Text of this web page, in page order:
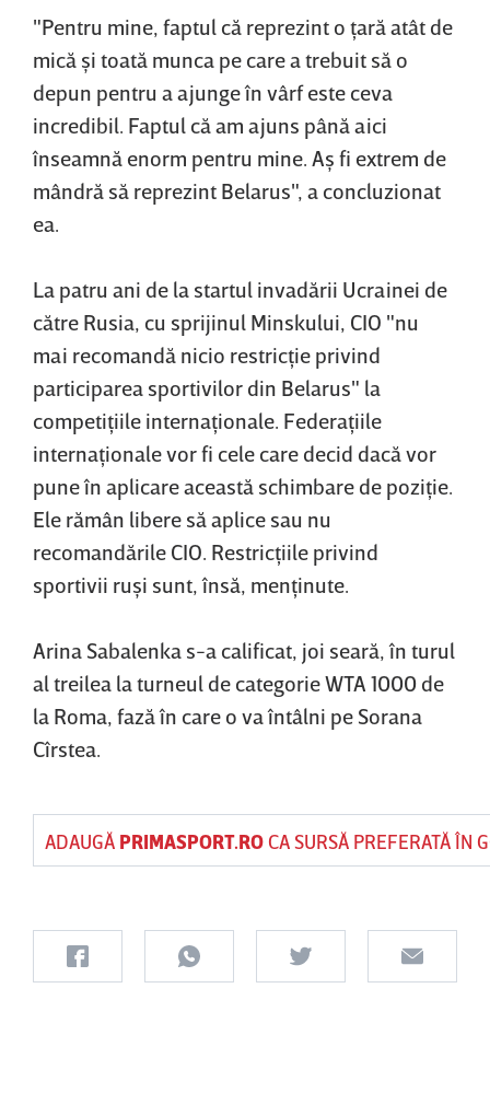
"Pentru mine, faptul că reprezint o ţară atât de
mică şi toată munca pe care a trebuit să o
depun pentru a ajunge în vârf este ceva
incredibil. Faptul că am ajuns până aici
înseamnă enorm pentru mine. Aş fi extrem de
mândră să reprezint Belarus", a concluzionat
ea.
La patru ani de la startul invadării Ucrainei de
către Rusia, cu sprijinul Minskului, CIO "nu
mai recomandă nicio restricţie privind
participarea sportivilor din Belarus" la
competiţiile internaţionale. Federaţiile
internaţionale vor fi cele care decid dacă vor
pune în aplicare această schimbare de poziţie.
Ele rămân libere să aplice sau nu
recomandările CIO. Restricţiile privind
sportivii ruşi sunt, însă, menţinute.
Arina Sabalenka s-a calificat, joi seară, în turul
al treilea la turneul de categorie WTA 1000 de
la Roma, fază în care o va întâlni pe Sorana
Cîrstea.
ADAUGĂ PRIMASPORT.ROCA SURSĂ PREFERATĂ ÎN